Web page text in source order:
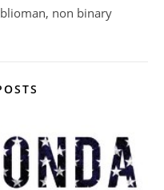
non binary